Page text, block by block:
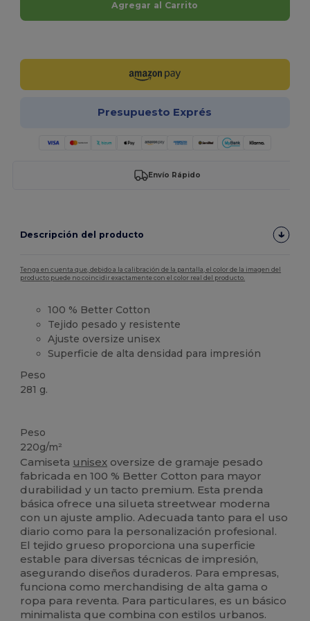
Agregar al Carrito
Presupuesto Exprés
Envío Rápido
Descripción del producto
Tenga en cuenta que, debido a la calibración de la pantalla, el color de la imagen del
producto puede no coincidir exactamente con el color real del producto.
100 % Better Cotton
Tejido pesado y resistente
Ajuste oversize unisex
Superficie de alta densidad para impresión
Peso
281 g.
Peso
220g/m²
Camiseta unisex oversize de gramaje pesado
fabricada en 100 % Better Cotton para mayor
durabilidad y un tacto premium. Esta prenda
básica ofrece una silueta streetwear moderna
con un ajuste amplio. Adecuada tanto para el uso
diario como para la personalización profesional.
El tejido grueso proporciona una superficie
estable para diversas técnicas de impresión,
asegurando diseños duraderos. Para empresas,
funciona como merchandising de alta gama o
ropa para reventa. Para particulares, es un básico
minimalista que combina con estilos urbanos.